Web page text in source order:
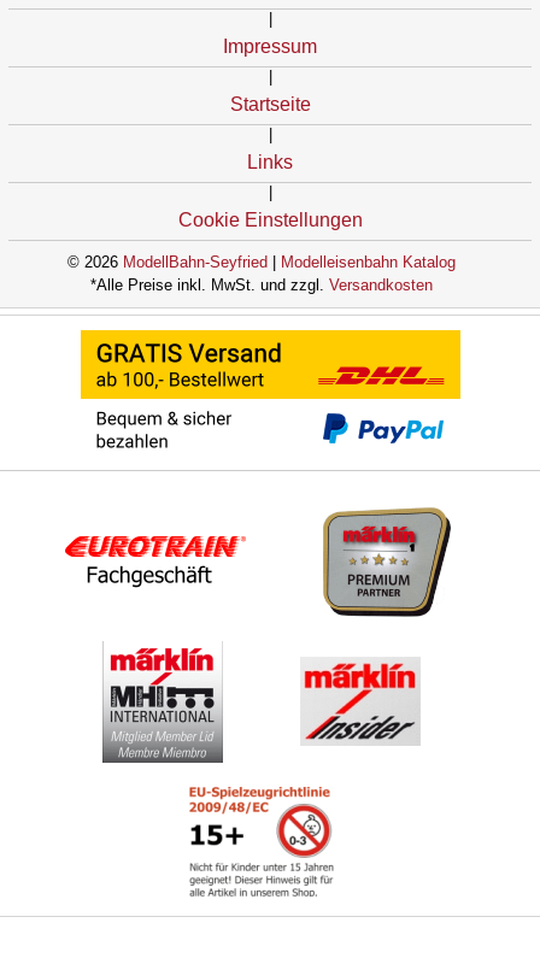
Impressum
Startseite
Links
Cookie Einstellungen
© 2026 ModellBahn-Seyfried
Modelleisenbahn Katalog
*Alle Preise inkl. MwSt. und zzgl. Versandkosten